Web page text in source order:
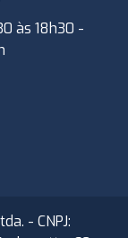
às 18h30 -
- CNPJ: